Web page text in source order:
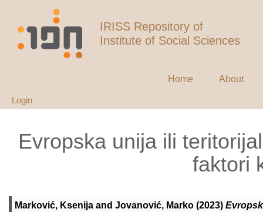
IRISS Repository of
Institute of Social Sciences
Home About
Login
Evropska unija ili
faktori
Marković, Ksenija and Jovanović, Marko (2023)